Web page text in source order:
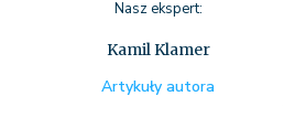
Nasz ekspert:
Kamil Klamer
Artykuły autora